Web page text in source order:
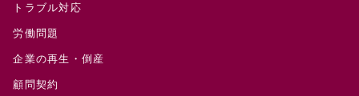
トラブル対応
労働問題
企業の再生・倒産
顧問契約